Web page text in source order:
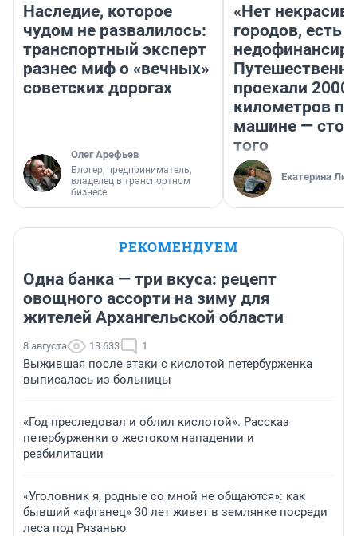
Наследие, которое
чудом не развалилось:
транспортный эксперт
разнес миф о «вечных»
советских дорогах
Олег Арефьев
Блогер, предприниматель,
владелец в транспортном
бизнесе
«Нет
городов, есть
проехали 2000
километров по
машине —
того
Екатерина
РЕКОМЕНДУЕМ
Одна банка — три вкуса: рецепт
овощного ассорти на зиму для
жителей Архангельской области
8 августа 13 633 1
Выжившая после атаки с кислотой петербурженка
выписалась из больницы
«Год преследовал и облил кислотой». Рассказ
петербурженки о жестоком нападении и
реабилитации
«Уголовник я, родные со мной не общаются»: как
бывший «афганец» 30 лет живет в землянке посреди
леса под Рязанью